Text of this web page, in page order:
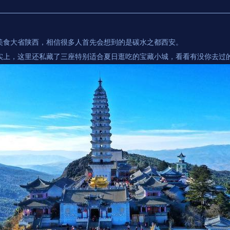
食大省陕西，相信很多人首先会想到的是碳水之都西安。
上，这里还私藏了三座特别适合夏日逛吃的宝藏小城，看看有没你去过